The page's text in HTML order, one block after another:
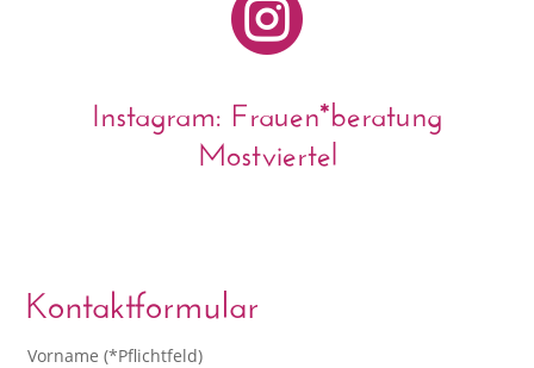

Instagram: Frauen*beratung
Mostviertel
Kontaktformular
Vorname (*Pflichtfeld)